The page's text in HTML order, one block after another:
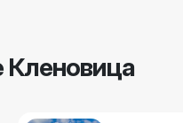
Кленовица